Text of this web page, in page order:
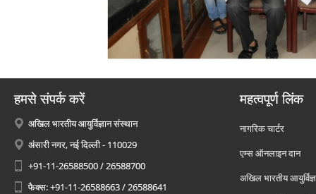
हमसे संपर्क करें
अखिल भारतीय आयुर्विज्ञान संस्थान
अंसारी नगर, नई दिल्ली - 110029
+91-11-26588500 / 26588700
फैक्स: +91-11-26588663 / 26588641
महत्वपूर्ण लिंक
नागरिक चार्टर
एम्स ऑनलाइन दान
अखिल भारतीय